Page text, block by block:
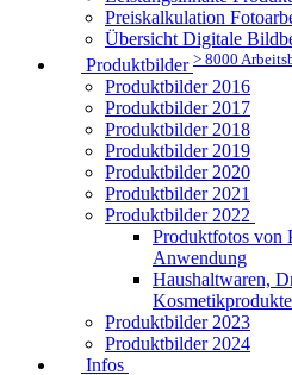
Preiskalkulation
Übersicht Digitale
Produktbilder > 8000
Produktbilder 2016
Produktbilder 2017
Produktbilder 2018
Produktbilder 2019
Produktbilder 2020
Produktbilder 2021
Produktbilder 2022
Produktfotos von
Anwendung
Haushaltwaren,
Kosmetikprodukte
Produktbilder 2023
Produktbilder 2024
Infos